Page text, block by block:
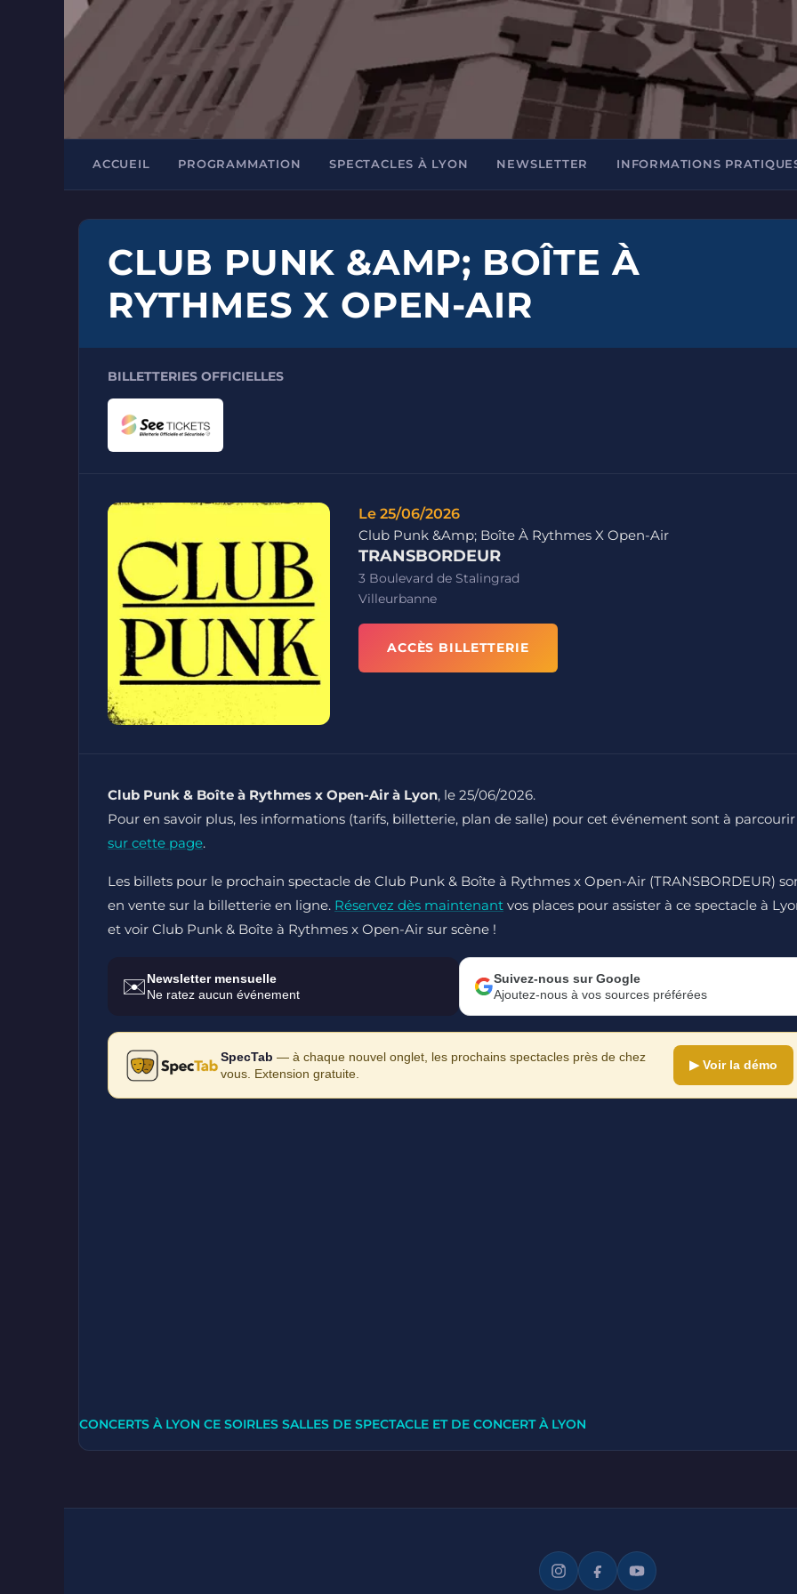
ACCUEIL PROGRAMMATION SPECTACLES À LYON NEWSLETTER INFORMATIONS
CLUB PUNK &AMP; BOÎTE À
RYTHMES X OPEN-AIR
BILLETTERIES OFFICIELLES
Le 25/06/2026
Club Punk &Amp; Boîte À Rythmes X Open-Air
TRANSBORDEUR
3 Boulevard de Stalingrad
Villeurbanne
ACCÈS BILLETTERIE
Club Punk & Boîte à Rythmes x Open-Air à Lyon, le 25/06/2026.
Pour en savoir plus, les informations (tarifs, billetterie, plan de salle) pour cet événement sont à parcourir
sur cette page.
Les billets pour le prochain spectacle de Club Punk & Boîte à Rythmes x Open-Air (TRANSBORDEUR)
en vente sur la billetterie en ligne. Réservez dès maintenant vos places pour assister à ce spectacle à
et voir Club Punk & Boîte à Rythmes x Open-Air sur scène !
✉️Newsletter mensuelle
Ne ratez aucun événement
Suivez-nous sur Google
Ajoutez-nous à vos sources préférées
SpecTab — à chaque nouvel onglet, les prochains spectacles près de chez
vous. Extension gratuite.
▶ Voir la démo
CONCERTS À LYON CE SOIRLES SALLES DE SPECTACLE ET DE CONCERT À LYON